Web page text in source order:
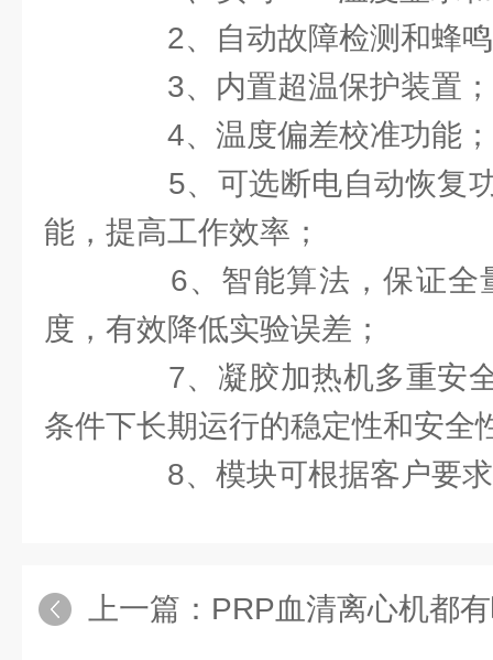
2、自动故障检测和蜂鸣
3、内置超温保护装置；
4、温度偏差校准功能；
5、可选断电自动恢复功
能，提高工作效率；
6、智能算法，保证全
度，有效降低实验误差；
7、凝胶加热机多重安全
条件下长期运行的稳定性和安全
8、模块可根据客户要求
上一篇： PRP血清离心机都